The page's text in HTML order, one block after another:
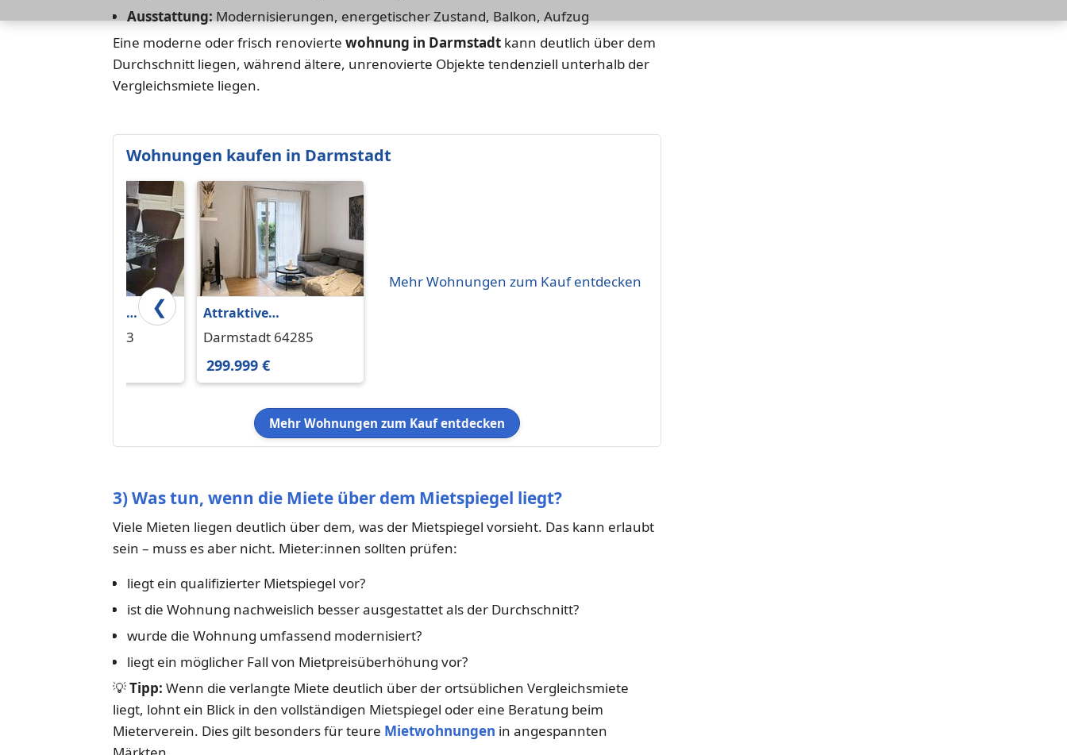
Ausstattung:Modernisierungen, energetischer Zustand, Balkon, Aufzug
Eine moderne oder frisch renovierte wohnung in Darmstadt kann deutlich über dem
Durchschnitt liegen, während ältere, unrenovierte Objekte tendenziell unterhalb der
Vergleichsmiete liegen.
Wohnungen kaufen in Darmstadt
❮
Zimmer-Maisonette-
Darmstadt 64283
Attraktive
Kapitalanlage -
Gartenwohnung in 1A
Darmstadt 64285
299.999 €
Mehr Wohnungen zum Kauf entdecken
Mehr Wohnungen zum Kauf entdecken
3) Was tun, wenn die Miete über dem Mietspiegel liegt?
Viele Mieten liegen deutlich über dem, was der Mietspiegel vorsieht. Das kann erlaubt
sein – muss es aber nicht. Mieter:innen sollten prüfen:
liegt ein qualifizierter Mietspiegel vor?
ist die Wohnung nachweislich besser ausgestattet als der Durchschnitt?
wurde die Wohnung umfassend modernisiert?
liegt ein möglicher Fall von Mietpreisüberhöhung vor?
💡Tipp: Wenn die verlangte Miete deutlich über der ortsüblichen Vergleichsmiete
liegt, lohnt ein Blick in den vollständigen Mietspiegel oder eine Beratung beim
Mieterverein. Dies gilt besonders für teure Mietwohnungen in angespannten